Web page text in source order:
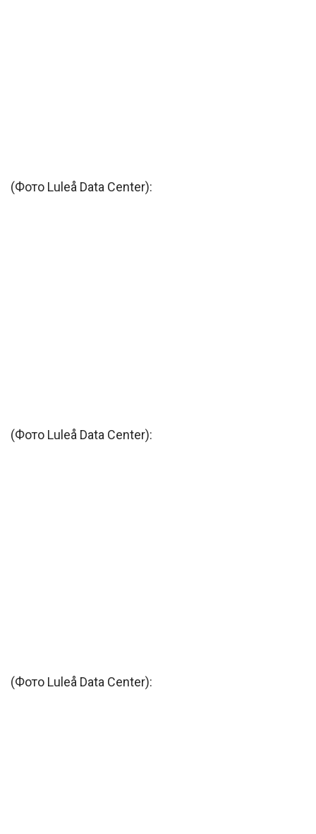
(Фото Luleå Data Center):
(Фото Luleå Data Center):
(Фото Luleå Data Center):